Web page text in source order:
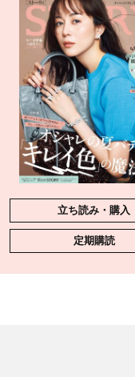
立ち読み・購入
定期購読